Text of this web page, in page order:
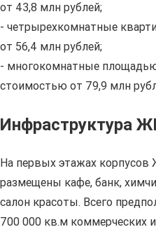
от 43,8 млн рублей;
- четрырехкомнатные
от 56,4 млн рублей;
- многокомнатные
стоимостью от 79,9 млн
Инфраструктура
На первых этажах корпусов
размещены кафе, банк,
салон красоты. Всего
700 000 кв.м коммерческих